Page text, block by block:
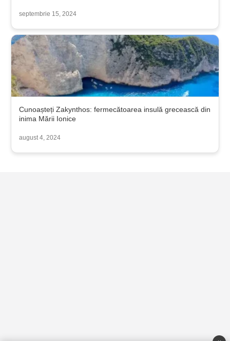
septembrie 15, 2024
Cunoașteți Zakynthos: fermecătoarea insulă grecească din
inima Mării Ionice
august 4, 2024